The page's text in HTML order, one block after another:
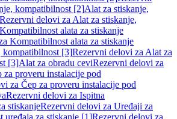
kompatibilnost [2]Alat za stiskanje,
Rezervni delovi za Alat za stiskanje,
Kompatibilnost alata za stiskanje
Kompatibilnost alata za stiskanje
kompatibilnost [3]Rezervni delovi za Alat za
[3]Alat za obradu ceviRezervni delovi za
za proveru instalacije pod
za Čep za proveru instalacije pod
Rezervni delovi za Ispitna
stiskanjeRezervni delovi za Uređaji za
uređaja za stiskanje [1]Rezervni delovi za